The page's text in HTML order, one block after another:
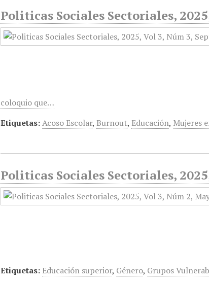
Politicas Sociales Sectoriales,
coloquio que…
Etiquetas:Acoso Escolar, Burnout, Educación, Mujeres
Politicas Sociales Sectoriales,
Etiquetas: Educación superior, Género, Grupos